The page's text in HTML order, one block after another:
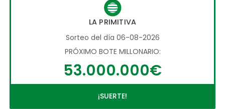
LA PRIMITIVA
Sorteo del día 06-08-2026
PRÓXIMO BOTE MILLONARIO:
53.000.000€
¡SUERTE!